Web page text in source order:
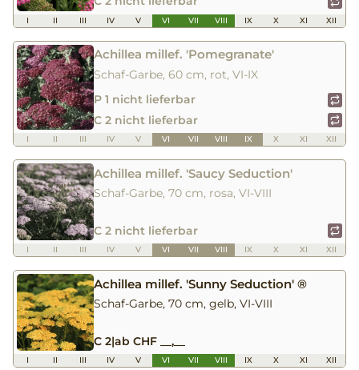
I II III IV V VI VII VIII IX X XI XII
Achillea millef. 'Pomegranate'
Schaf-Garbe, 60 cm, rot, VI-IX
P 1 nicht lieferbar
C 2 nicht lieferbar
I II III IV V VI VII VIII IX X XI XII
Achillea millef. 'Saucy Seduction'
Schaf-Garbe, 70 cm, rosa, VI-VIII
C 2 nicht lieferbar
I II III IV V VI VII VIII IX X XI XII
Achillea millef. 'Sunny Seduction' ®
Schaf-Garbe, 70 cm, gelb, VI-VIII
C 2|ab CHF __,__
I II III IV V VI VII VIII IX X XI XII